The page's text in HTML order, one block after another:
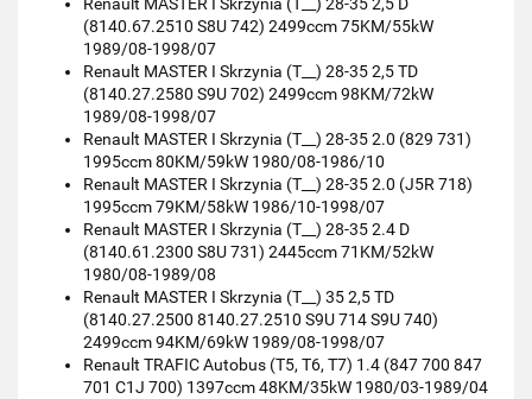
(8140.67.2510 S8U 742) 2499ccm 75KM/55kW
1989/08-1998/07
Renault MASTER I Skrzynia (T__) 28-35 2,5 TD
(8140.27.2580 S9U 702) 2499ccm 98KM/72kW
1989/08-1998/07
Renault MASTER I Skrzynia (T__) 28-35 2.0 (829 731)
1995ccm 80KM/59kW 1980/08-1986/10
Renault MASTER I Skrzynia (T__) 28-35 2.0 (J5R 718)
1995ccm 79KM/58kW 1986/10-1998/07
Renault MASTER I Skrzynia (T__) 28-35 2.4 D
(8140.61.2300 S8U 731) 2445ccm 71KM/52kW
1980/08-1989/08
Renault MASTER I Skrzynia (T__) 35 2,5 TD
(8140.27.2500 8140.27.2510 S9U 714 S9U 740)
2499ccm 94KM/69kW 1989/08-1998/07
Renault TRAFIC Autobus (T5, T6, T7) 1.4 (847 700 847
701 C1J 700) 1397ccm 48KM/35kW 1980/03-1989/04